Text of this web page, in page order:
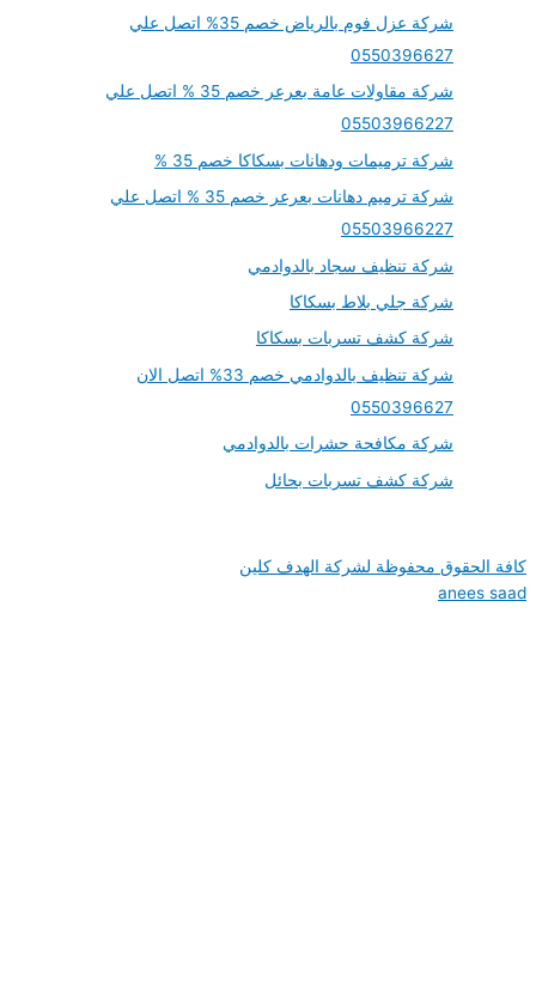
شركة عزل فوم بالرياض خصم 35% اتصل علي
0550396627
شركة مقاولات عامة بعرعر خصم 35 % اتصل علي
05503966227
شركة ترميمات ودهانات بسكاكا خصم 35 %
شركة ترميم دهانات بعرعر خصم 35 % اتصل علي
05503966227
شركة تنظيف سجاد بالدوادمي
شركة جلي بلاط بسكاكا
شركة كشف تسربات بسكاكا
شركة تنظيف بالدوادمي خصم 33% اتصل الان
0550396627
شركة مكافحة حشرات بالدوادمي
شركة كشف تسربات بحائل
محفوظة لشركة الهدف كلين